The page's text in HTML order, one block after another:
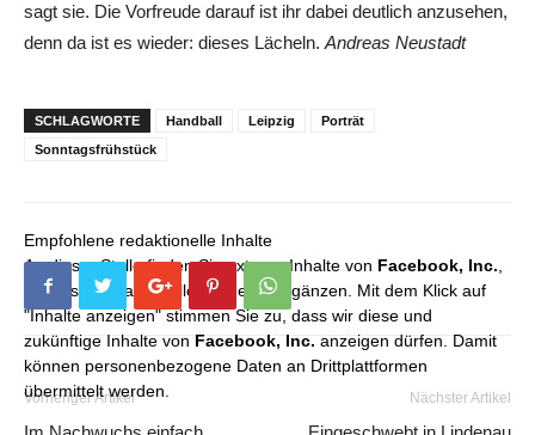
sagt sie. Die Vorfreude darauf ist ihr dabei deutlich anzusehen,
denn da ist es wieder: dieses Lächeln.Andreas Neustadt
SCHLAGWORTE Handball Leipzig
Porträt
Sonntagsfrühstück
Empfohlene redaktionelle Inhalte
An dieser Stelle finden Sie externe Inhalte von Facebook, Inc.,
die unser redaktionelles Angebot ergänzen. Mit dem Klick auf
"Inhalte anzeigen" stimmen Sie zu, dass wir diese und
zukünftige Inhalte von Facebook, Inc. anzeigen dürfen. Damit
können personenbezogene Daten an Drittplattformen
übermittelt werden.
Vorheriger Artikel Nächster Artikel